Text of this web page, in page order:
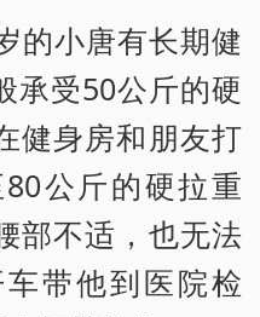
小唐有长期健
承受50公斤的硬
健身房和朋友打
公斤的硬拉重
部不适，也无法
带他到医院检